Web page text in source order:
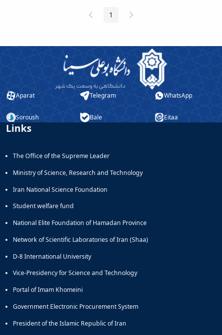
Previous
Page Page
1 Next
Page
Aparat Telegram WhatsApp
Soroush Bale Eitaa
Links
The Office of the Supreme Leader
Ministry of Science, Research and Technology
Iran National Science Foundation
Student welfare fund
National Elite Foundation of Hamadan Province
Network of Scientific Laboratories of Iran (Shaa)
D-8 International University
Vice-Presidency for Science and Technology
Portal of Imam Khomeini
Government Electronic Procurement System
President of the Islamic Republic of Iran